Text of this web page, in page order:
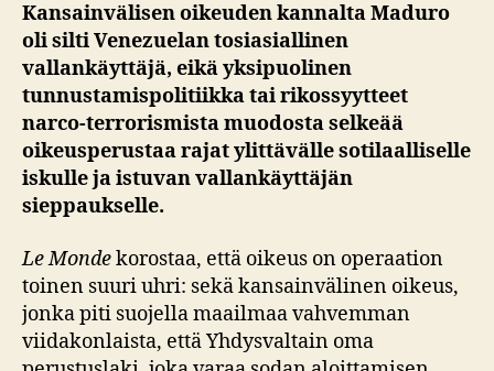
Kansainvälisen oikeuden kannalta Maduro
oli silti Venezuelan tosiasiallinen
vallankäyttäjä, eikä yksipuolinen
tunnustamispolitiikka tai rikossyytteet
narco‑terrorismista muodosta selkeää
oikeusperustaa rajat ylittävälle sotilaalliselle
iskulle ja istuvan vallankäyttäjän
sieppaukselle.
Le Mondekorostaa, että oikeus on operaation
toinen suuri uhri: sekä kansainvälinen oikeus,
jonka piti suojella maailmaa vahvemman
viidakonlaista, että Yhdysvaltain oma